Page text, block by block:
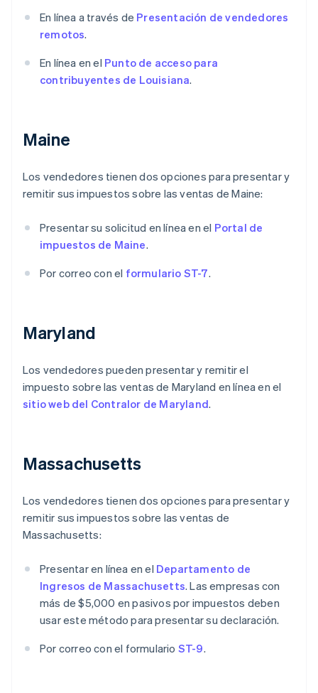
En línea a través de Presentación de vendedores
remotos.
En línea en el Punto de acceso para
contribuyentes de Louisiana.
Maine
Los vendedores tienen dos opciones para presentar y
remitir sus impuestos sobre las ventas de Maine:
Presentar su solicitud en línea en el Portal de
impuestos de Maine.
Por correo con el formulario ST-7.
Maryland
Los vendedores pueden presentar y remitir el
impuesto sobre las ventas de Maryland en línea en el
sitio web del Contralor de Maryland.
Massachusetts
Los vendedores tienen dos opciones para presentar y
remitir sus impuestos sobre las ventas de
Massachusetts:
Presentar en línea en el Departamento de
Ingresos de Massachusetts. Las empresas con
más de $5,000 en pasivos por impuestos deben
usar este método para presentar su declaración.
Por correo con el formulario ST-9.